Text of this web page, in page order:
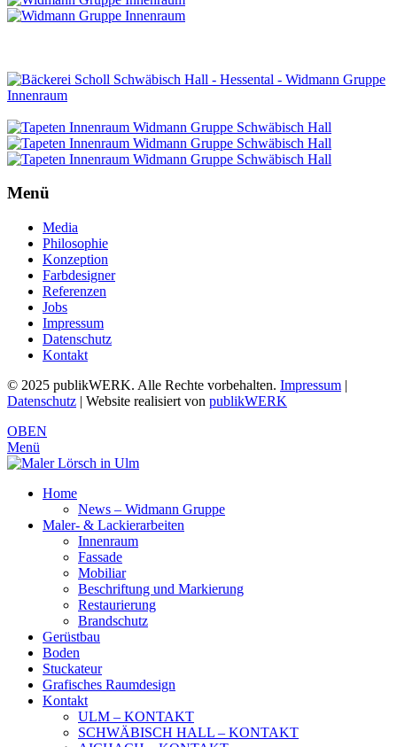
Menü
Media
Philosophie
Konzeption
Farbdesigner
Referenzen
Jobs
Impressum
Datenschutz
Kontakt
© 2025 publikWERK. Alle Rechte vorbehalten. Impressum |
Datenschutz | Website realisiert von publikWERK
OBEN
Menü
Home
News – Widmann Gruppe
Maler- & Lackierarbeiten
Innenraum
Fassade
Mobiliar
Beschriftung und Markierung
Restaurierung
Brandschutz
Gerüstbau
Boden
Stuckateur
Grafisches Raumdesign
Kontakt
ULM – KONTAKT
SCHWÄBISCH HALL – KONTAKT